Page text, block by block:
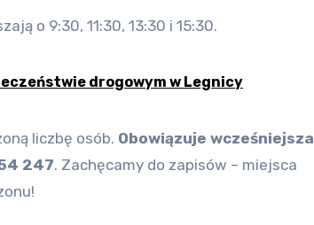
o 9:30, 11:30, 13:30 i 15:30.
drogowym w Legnicy
liczbę osób. Obowiązuje wcześniejsza
247. Zachęcamy do zapisów – miejsca